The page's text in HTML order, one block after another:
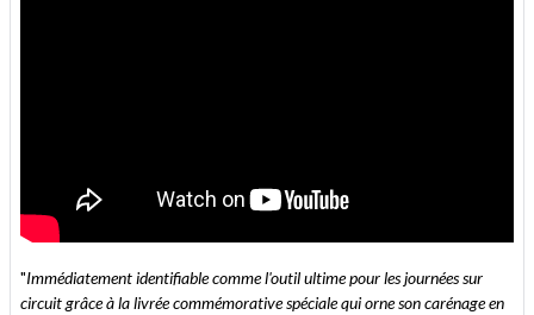
"Immédiatement identifiable comme l'outil ultime pour les journées sur
circuit grâce à la livrée commémorative spéciale qui orne son carénage en